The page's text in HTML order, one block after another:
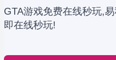
GTA游戏免费在线秒玩,
即在线秒玩!